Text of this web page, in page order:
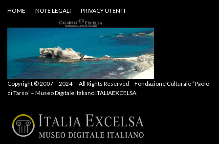
HOME NOTE LEGALI PRIVACY UTENTI
Copyright © 2007 – 2024 – All Rights Reserved – Fondazione Culturale “Paolo
di Tarso” – Museo Digitale Italiano ITALIAEXCELSA